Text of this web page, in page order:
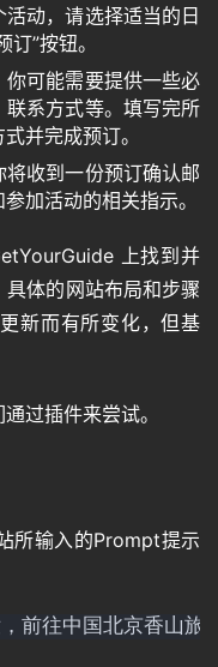
动，请选择适当的日
”按钮。
可能需要提供一些必
系方式等。填写完所
并完成预订。
收到一份预订确认邮
加活动的相关指示。
上找到并
体的网站布局和步骤
新而有所变化，但基
过插件来尝试。
所输入的Prompt提示
前往中国北京香山